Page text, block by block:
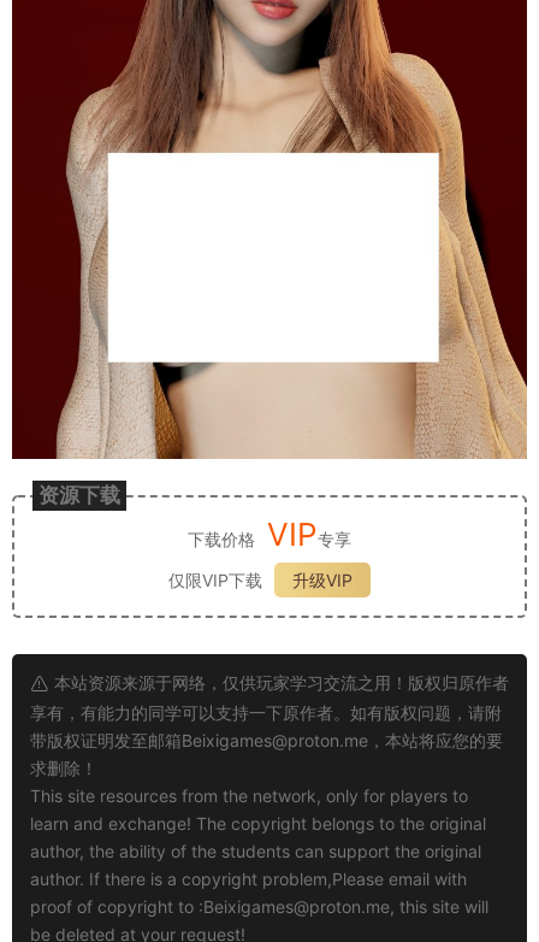
资源下载
下载价格 VIP专享
仅限VIP下载
升级VIP
本站资源来源于网络，仅供玩家学习交流之用！版权归原作者
享有，有能力的同学可以支持一下原作者。如有版权问题，请附
带版权证明发至邮箱Beixigames@proton.me ，本站将应您的要
求删除！
This site resources from the network, only for players to
learn and exchange! The copyright belongs to the original
author, the ability of the students can support the original
author. If there is a copyright problem,Please email with
proof of copyright to :Beixigames@proton.me, this site will
be deleted at your request!